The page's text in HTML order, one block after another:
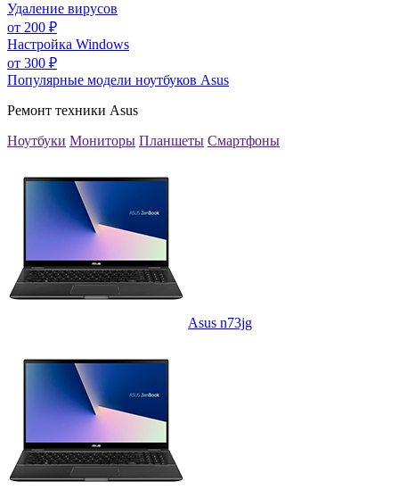
Удаление вирусов
от 200 ₽
Настройка Windows
от 300 ₽
Популярные модели ноутбуков Asus
Ремонт техники Asus
Ноутбуки Мониторы Планшеты Смартфоны
Asus n73jg